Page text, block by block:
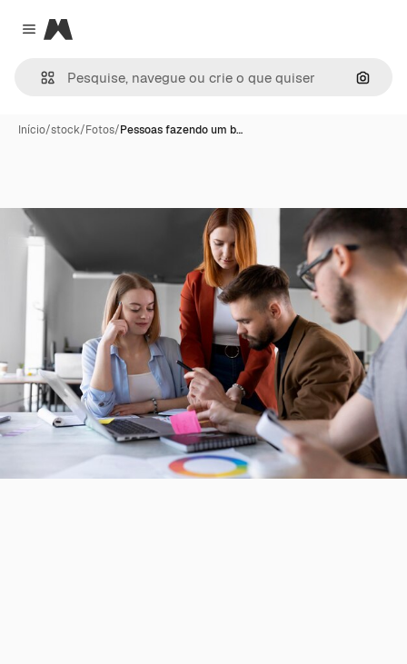
Close menu
Magnific
Início/stock/Fotos/Pessoas fazendo um b…